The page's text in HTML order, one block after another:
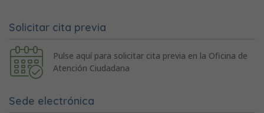
Solicitar cita previa
Pulse aquí para solicitar cita previa en la Oficina de
Atención Ciudadana
Sede electrónica